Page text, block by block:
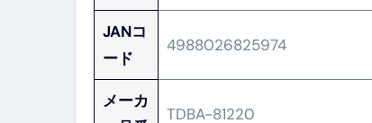
JANコ
ード
4988026825974
メーカ
TDBA-81220